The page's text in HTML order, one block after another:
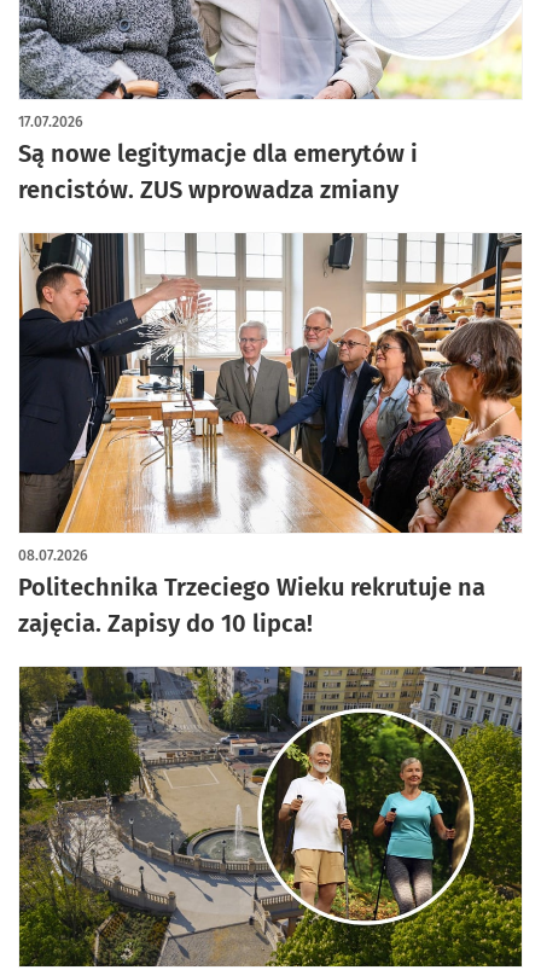
Są nowe legitymacje dla emerytów i
rencistów. ZUS wprowadza zmiany
17.07.2026
artykuł z galerią zdjęć
Politechnika Trzeciego Wieku rekrutuje na
zajęcia. Zapisy do 10 lipca!
08.07.2026